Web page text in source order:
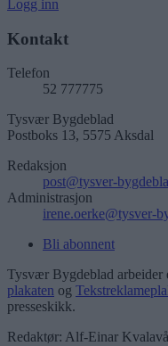
Logg inn
Kontakt
Telefon
52 777775
Tysvær Bygdeblad
Postboks 13, 5575 Aksdal
Redaksjon
post@tysver-
Administrasjon
irene.oerke@tysver-
Bli abonnent
Tysvær Bygdeblad arbeider
plakaten og
presseskikk.
Redaktør: Alf-Einar